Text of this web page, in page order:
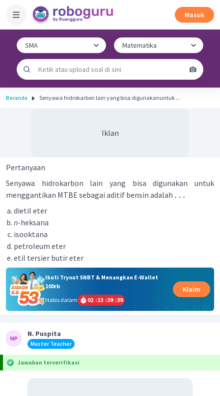
Masuk
Beranda Senyawa hidrokarbon lain yang bisa digunakanuntuk ...
Iklan
Pertanyaan
Senyawa hidrokarbon lain yang bisa digunakan untuk
menggantikan MTBE sebagai aditif bensin adalah …
dietil eter
n-heksana
isooktana
petroleum eter
etil tersier butir eter
Ikuti Tryout SNBT & Menangkan E-Wallet
100rb
Habis dalam
02 :13 :39 :39
Klaim
N. Puspita
Master Teacher
Jawaban terverifikasi